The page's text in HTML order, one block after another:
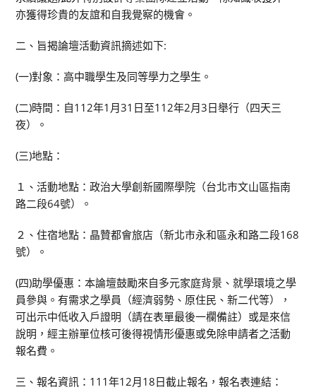
亦獲得珍貴的友誼和自我覺察的機會。
二、旨揭論壇活動資訊摘述如下:
(一)對象：高中職學生及同等學力之學生。
(二)時間：自112年1月31日至112年2月3日舉行（四天三
夜）。
(三)地點：
１、活動地點：政治大學創新國際學院（台北市文山區指南
路二段64號）。
２、住宿地點：晶贊都會旅店（新北市永和區永和路二段168
號）。
(四)助學優惠：本論壇鼓勵來自多元家庭背景、就學環境之學
員參與。有需求之學員（經濟弱勢、原住民、新二代等），
可出示中低收入戶證明（請在表單最後一欄備註）或是來信
說明，經主辦單位核可後得視情形優惠或免除申請者之活動
報名費。
三、報名資訊：111年12月18日截止報名，報名表連結：